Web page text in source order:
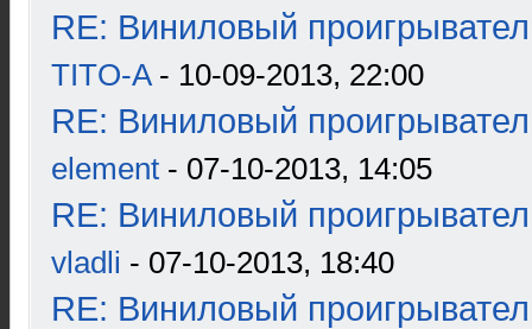
RE: Виниловый
TITO-A- 10-09-2013, 22:00
RE: Виниловый
element - 07-10-2013, 14:05
RE: Виниловый
vladli - 07-10-2013, 18:40
RE: Виниловый